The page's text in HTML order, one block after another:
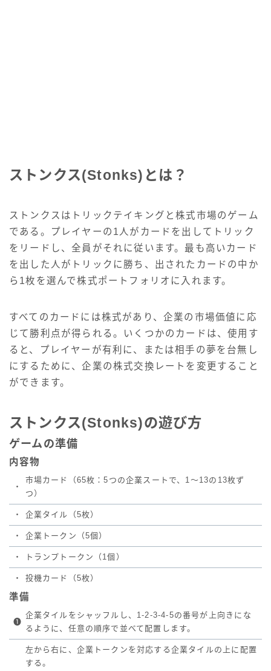
ストンクス(Stonks)とは？
ストンクスはトリックテイキングと株式市場のゲーム
である。プレイヤーの1人がカードを出してトリック
をリードし、全員がそれに従います。最も高いカード
を出した人がトリックに勝ち、出されたカードの中か
ら1枚を選んで株式ポートフォリオに入れます。
すべてのカードには株式があり、企業の市場価値に応
じて勝利点が得られる。いくつかのカードは、使用す
ると、プレイヤーが有利に、または相手の夢を台無し
にするために、企業の株式交換レートを変更すること
ができます。
ストンクス(Stonks)の遊び方
ゲームの準備
内容物
・
市場カード（65枚：5つの企業スートで、1～13の13枚ず
つ）
・ 企業タイル（5枚）
・ 企業トークン（5個）
・ トランプトークン（1個）
・ 投機カード（5枚）
準備
❶
企業タイルをシャッフルし、1-2-3-4-5の番号が上向きにな
るように、任意の順序で並べて配置します。
左から右に、企業トークンを対応する企業タイルの上に配置
する。